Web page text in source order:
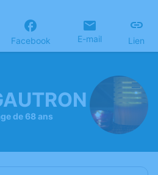
Facebook E-mail Lien
de 68 ans